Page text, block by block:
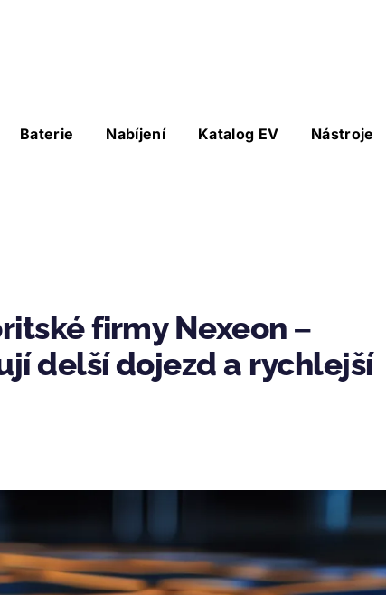
Baterie Nabíjení Katalog EV Nástroje
firmy Nexeon –
delší dojezd a rychlejší